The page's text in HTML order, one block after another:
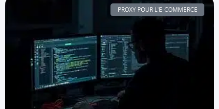
PROXY POUR L'E-COMMERCE